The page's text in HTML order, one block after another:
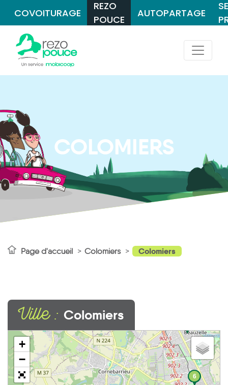
COVOITURAGE
REZO
POUCE
AUTOPARTAGE
COLOMIERS
Page d'accueil Colomiers Colomiers
Ville : Colomiers
6
+
−